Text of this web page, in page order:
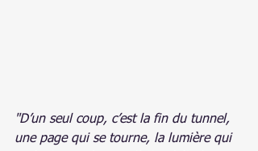
"D’un seul coup, c’est la fin du tunnel,
une page qui se tourne, la lumière qui